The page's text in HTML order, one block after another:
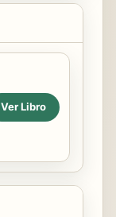
Ver Libro